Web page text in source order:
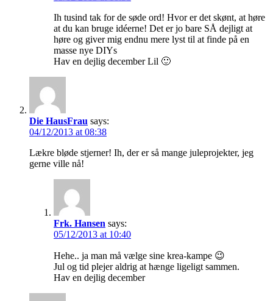
Ih tusind tak for de søde ord! Hvor er det skønt, at høre
at du kan bruge idéerne! Det er jo bare SÅ dejligt at
høre og giver mig endnu mere lyst til at finde på en
masse nye DIYs
Hav en dejlig december Lil 🙂
Die HausFrau says:
04/12/2013 at 08:38
Lækre bløde stjerner! Ih, der er så mange juleprojekter, jeg
gerne ville nå!
Frk. Hansen says:
05/12/2013 at 10:40
Hehe.. ja man må vælge sine krea-kampe 😉
Jul og tid plejer aldrig at hænge ligeligt sammen.
Hav en dejlig december